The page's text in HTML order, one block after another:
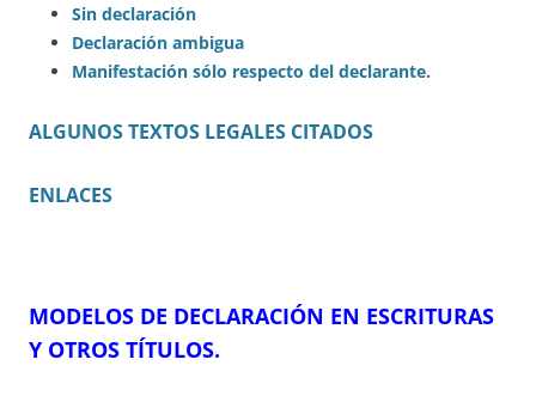
Sin declaración
Declaración ambigua
Manifestación sólo respecto del declarante.
ALGUNOS TEXTOS LEGALES CITADOS
ENLACES
MODELOS DE DECLARACIÓN EN ESCRITURAS
Y OTROS TÍTULOS.